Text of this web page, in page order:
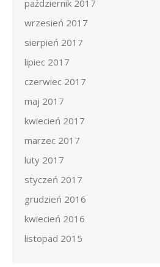
październik 2017
wrzesień 2017
sierpień 2017
lipiec 2017
czerwiec 2017
maj 2017
kwiecień 2017
marzec 2017
luty 2017
styczeń 2017
grudzień 2016
kwiecień 2016
listopad 2015